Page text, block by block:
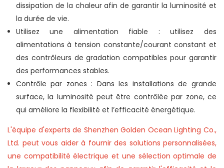
dissipation de la chaleur afin de garantir la luminosité et
la durée de vie.
Utilisez une alimentation fiable : utilisez des
alimentations à tension constante/courant constant et
des contrôleurs de gradation compatibles pour garantir
des performances stables.
Contrôle par zones : Dans les installations de grande
surface, la luminosité peut être contrôlée par zone, ce
qui améliore la flexibilité et l’efficacité énergétique.
L'équipe d'experts de Shenzhen Golden Ocean Lighting Co.,
Ltd. peut vous aider à fournir des solutions personnalisées,
une compatibilité électrique et une sélection optimale de